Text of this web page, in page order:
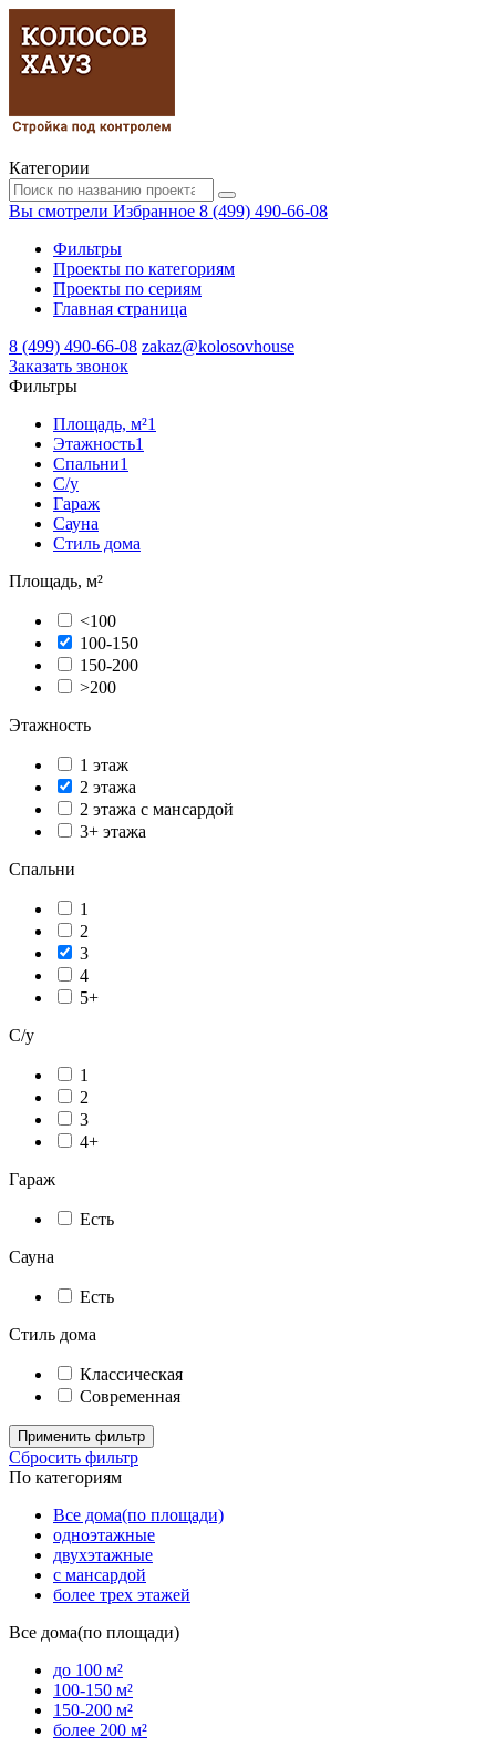
Категории
Вы смотрели Избранное 8 (499) 490-66-08
Фильтры
Проекты по категориям
Проекты по сериям
Главная страница
8 (499) 490-66-08 zakaz@kolosovhouse
3аказать звонок
Фильтры
Площадь, м²1
Этажность1
Спальни1
С/у
Гараж
Сауна
Стиль дома
Площадь, м²
<100
100-150
150-200
>200
Этажность
1 этаж
2 этажа
2 этажа с мансардой
3+ этажа
Спальни
1
2
3
4
5+
С/у
1
2
3
4+
Гараж
Есть
Сауна
Есть
Стиль дома
Классическая
Современная
Применить фильтр
Сбросить фильтр
По категориям
Все дома(по площади)
одноэтажные
двухэтажные
с мансардой
более трех этажей
Все дома(по площади)
до 100 м²
100-150 м²
150-200 м²
более 200 м²